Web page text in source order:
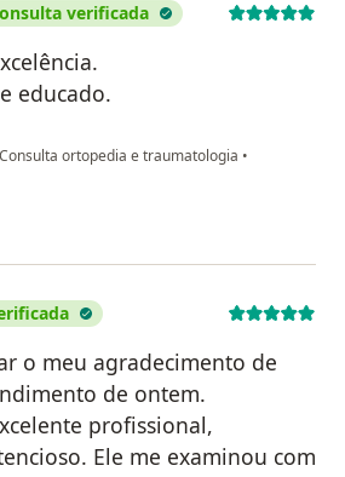
verificada
educado.
Consulta ortopedia e traumatologia •
Sodré
o meu agradecimento de
de ontem.
profissional,
Ele me examinou com